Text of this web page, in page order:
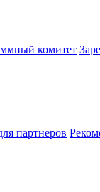
комитет
партнеров